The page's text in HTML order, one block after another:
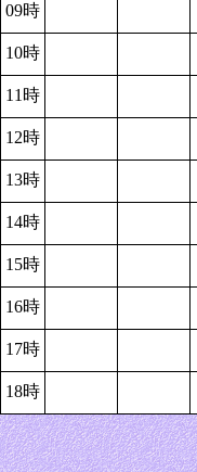
09時
10時
11時
12時
13時
14時
15時
16時
17時
18時